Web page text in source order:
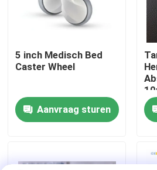
Neem contact met ons op
Nieuws
Obstetrische Lijsttoebehoren
5 inch Medisch Bed
Caster Wheel
Aanvraag sturen